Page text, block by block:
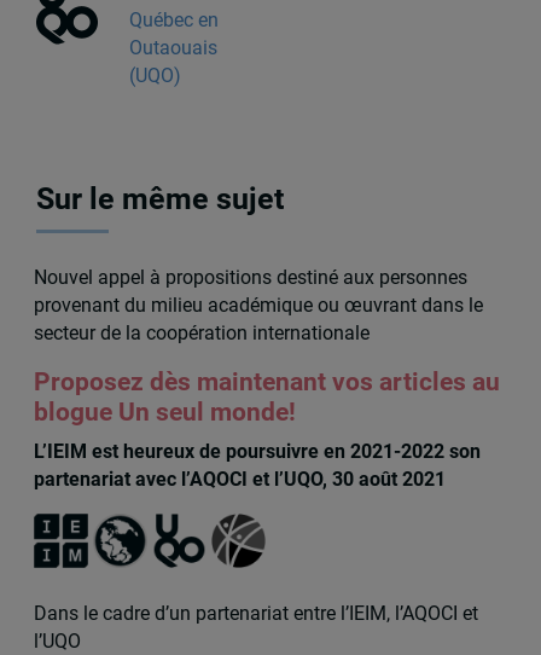
Québec en
Outaouais
(UQO)
Sur le même sujet
Nouvel appel à propositions destiné aux personnes
provenant du milieu académique ou œuvrant dans le
secteur de la coopération internationale
Proposez dès maintenant vos articles au
blogue Un seul monde!
L’IEIM est heureux de poursuivre en 2021-2022 son
partenariat avec l’AQOCI et l’UQO, 30 août 2021
Dans le cadre d’un partenariat entre l’IEIM, l’AQOCI et
l’UQO